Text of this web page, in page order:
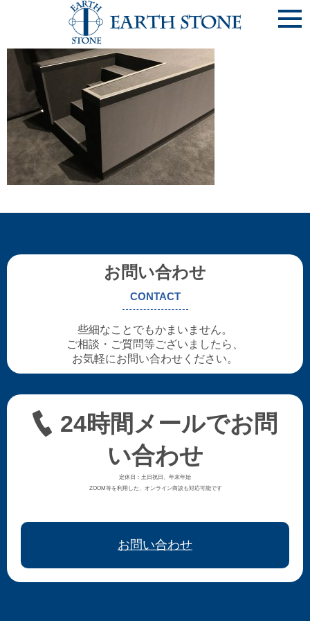
《完20190619-6》舞台挨拶ｽﾃｰｼﾞ･･･梅田ﾌﾞﾙｸ7(大阪市北区)
お問い合わせ
CONTACT
些細なことでもかまいません。
ご相談・ご質問等ございましたら、
お気軽にお問い合わせください。
24時間メールでお問
い合わせ
定休日：土日祝日、年末年始
ZOOM等を利用した、オンライン商談も対応可能です
お問い合わせ